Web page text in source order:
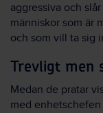
aggressiva och
människor som är
och som vill ta sig
Trevligt men
Medan de pratar
med